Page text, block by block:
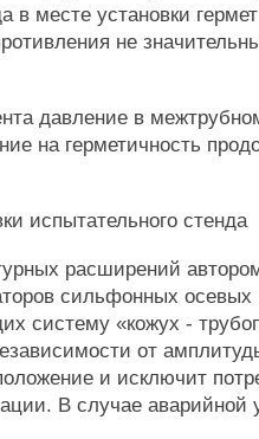
в месте установки
не
давление в
на герметичность
испытательного стенда
расширений
сильфонных осевых
систему «кожух -
от
и исключит
В случае аварийной